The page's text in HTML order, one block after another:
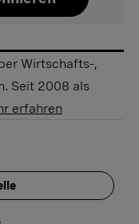
Wirtschafts-,
Seit 2008 als
erfahren